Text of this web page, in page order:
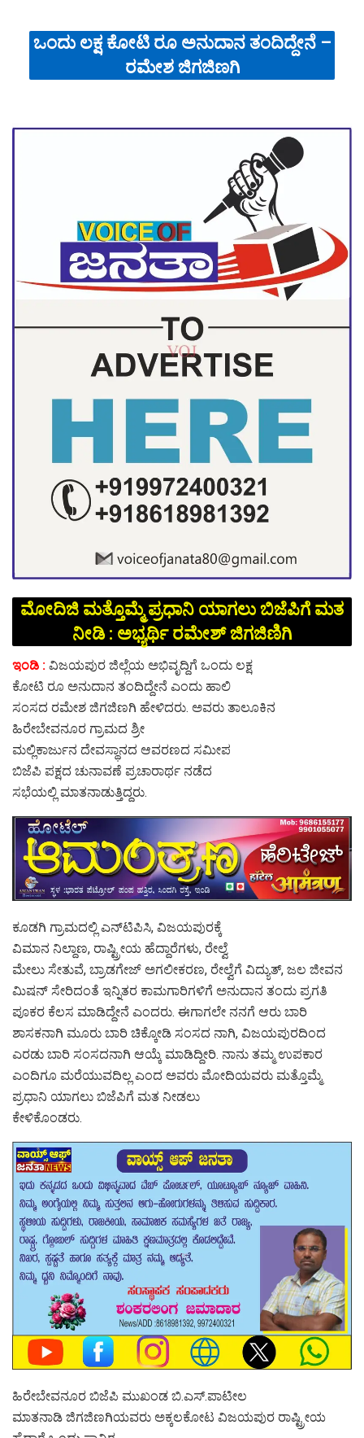
ಒಂದು ಲಕ್ಷ ಕೋಟಿ ರೂ ಅನುದಾನ ತಂದಿದ್ದೇನೆ –
ರಮೇಶ ಜಿಗಜಿಣಗಿ
ಮೋದಿಜಿ ಮತ್ತೊಮ್ಮೆ ಪ್ರಧಾನಿ ಯಾಗಲು ಬಿಜೆಪಿಗೆ ಮತ
ನೀಡಿ : ಅಭ್ಯರ್ಥಿ ರಮೇಶ್ ಜಿಗಜಿಣಿಗಿ
ಇಂಡಿ : ವಿಜಯಪುರ ಜಿಲ್ಲೆಯ ಅಭಿವೃದ್ದಿಗೆ ಒಂದು ಲಕ್ಷ
ಕೋಟಿ ರೂ ಅನುದಾನ ತಂದಿದ್ದೇನೆ ಎಂದು ಹಾಲಿ
ಸಂಸದ ರಮೇಶ ಜಿಗಜಿಣಗಿ ಹೇಳಿದರು. ಅವರು ತಾಲೂಕಿನ
ಹಿರೇಬೇವನೂರ ಗ್ರಾಮದ ಶ್ರೀ
ಮಲ್ಲಿಕಾರ್ಜುನ ದೇವಸ್ಥಾನದ ಆವರಣದ ಸಮೀಪ
ಬಿಜೆಪಿ ಪಕ್ಷದ ಚುನಾವಣೆ ಪ್ರಚಾರಾರ್ಥ ನಡೆದ
ಸಭೆಯಲ್ಲಿ ಮಾತನಾಡುತ್ತಿದ್ದರು.
ಕೂಡಗಿ ಗ್ರಾಮದಲ್ಲಿ ಎನ್‍ಟಿಪಿಸಿ, ವಿಜಯಪುರಕ್ಕೆ
ವಿಮಾನ ನಿಲ್ದಾಣ, ರಾಷ್ಟ್ರೀಯ ಹೆದ್ದಾರೆಗಳು, ರೇಲ್ವೆ
ಮೇಲು ಸೇತುವೆ, ಬ್ರಾಡಗೇಜ್ ಅಗಲೀಕರಣ, ರೇಲ್ವೆಗೆ ವಿದ್ಯುತ್, ಜಲ ಜೀವನ
ಮಿಷನ್ ಸೇರಿದಂತೆ ಇನ್ನಿತರ ಕಾಮಗಾರಿಗಳಿಗೆ ಅನುದಾನ ತಂದು ಪ್ರಗತಿ
ಪೂಕರ ಕೆಲಸ ಮಾಡಿದ್ದೇನೆ ಎಂದರು. ಈಗಾಗಲೇ ನನಗೆ ಆರು ಬಾರಿ
ಶಾಸಕನಾಗಿ ಮೂರು ಬಾರಿ ಚಿಕ್ಕೋಡಿ ಸಂಸದ ನಾಗಿ, ವಿಜಯಪುರದಿಂದ
ಎರಡು ಬಾರಿ ಸಂಸದನಾಗಿ ಆಯ್ಕೆ ಮಾಡಿದ್ದೀರಿ. ನಾನು ತಮ್ಮ ಉಪಕಾರ
ಎಂದಿಗೂ ಮರೆಯುವದಿಲ್ಲ ಎಂದ ಅವರು ಮೋದಿಯವರು ಮತ್ತೊಮ್ಮೆ
ಪ್ರಧಾನಿ ಯಾಗಲು ಬಿಜೆಪಿಗೆ ಮತ ನೀಡಲು
ಕೇಳಿಕೊಂಡರು.
ಹಿರೇಬೇವನೂರ ಬಿಜೆಪಿ ಮುಖಂಡ ಬಿ.ಎಸ್.ಪಾಟೀಲ
ಮಾತನಾಡಿ ಜಿಗಜಿಣಗಿಯವರು ಅಕ್ಕಲಕೋಟ ವಿಜಯಪುರ ರಾಷ್ಟ್ರೀಯ